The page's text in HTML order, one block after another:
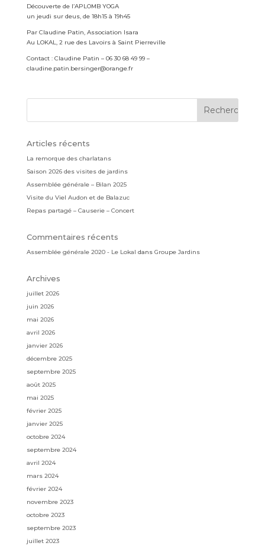
Découverte de l’APLOMB YOGA
un jeudi sur deus, de 18h15 à 19h45
Par Claudine Patin, Association Isara
Au LOKAL, 2 rue des Lavoirs à Saint Pierreville
Contact : Claudine Patin – 06 30 68 49 99 –
claudine.patin.bersinger@orange.fr
Articles récents
La remorque des charlatans
Saison 2026 des visites de jardins
Assemblée générale – Bilan 2025
Visite du Viel Audon et de Balazuc
Repas partagé – Causerie – Concert
Commentaires récents
Assemblée générale 2020 - Le Lokal dans Groupe Jardins
Archives
juillet 2026
juin 2026
mai 2026
avril 2026
janvier 2026
décembre 2025
septembre 2025
août 2025
mai 2025
février 2025
janvier 2025
octobre 2024
septembre 2024
avril 2024
mars 2024
février 2024
novembre 2023
octobre 2023
septembre 2023
juillet 2023